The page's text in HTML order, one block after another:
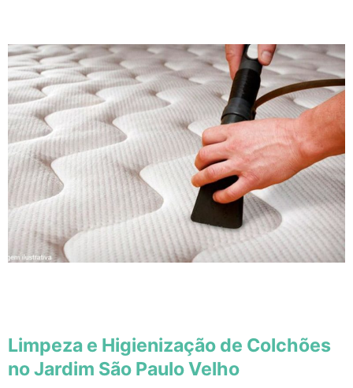
Limpeza e Higienização de Colchões
no Jardim São Paulo Velho